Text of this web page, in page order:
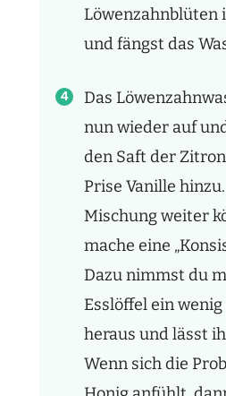
Löwenzahnblüten
und fängst das
Das
nun wieder auf
den Saft der
Prise Vanille
Mischung weiter
mache eine
Dazu nimmst du
Esslöffel ein
heraus und lässt
Wenn sich die